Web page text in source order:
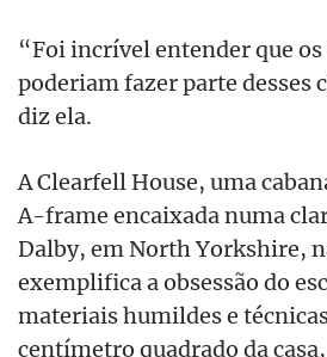
“Foi incrível entender que
poderiam fazer parte desses
diz ela.
A Clearfell House, uma
A-frame encaixada numa
Dalby, em North Yorkshire,
exemplifica a obsessão do
materiais humildes e
centímetro quadrado da